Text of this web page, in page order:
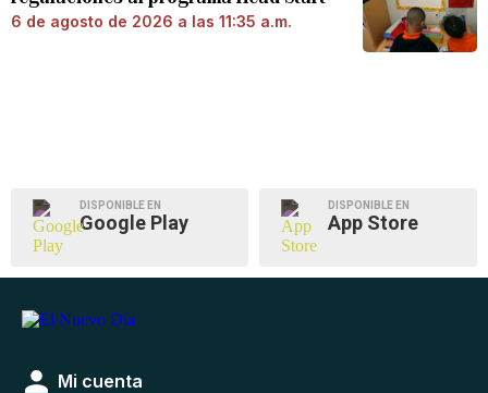
6 de agosto de 2026 a las 11:35 a.m.
DISPONIBLE EN
Google Play
DISPONIBLE EN
App Store
Mi cuenta